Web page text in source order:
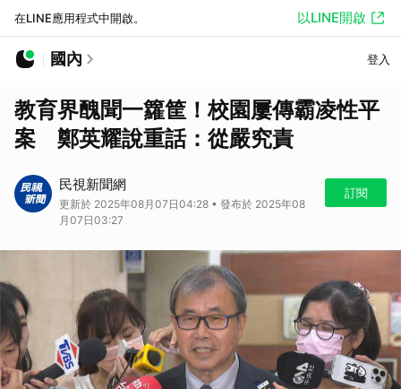
在LINE應用程式中開啟。 以LINE開啟
國內 登入
教育界醜聞一籮筐！校園屢傳霸凌性平
案 鄭英耀說重話：從嚴究責
民視新聞網
更新於 2025年08月07日04:28 • 發布於 2025年08
月07日03:27
訂閱